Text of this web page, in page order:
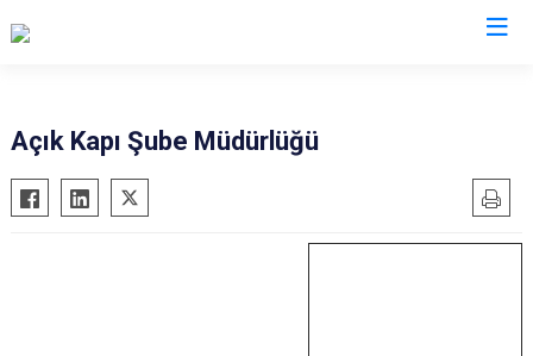
Açık Kapı Şube Müdürlüğü